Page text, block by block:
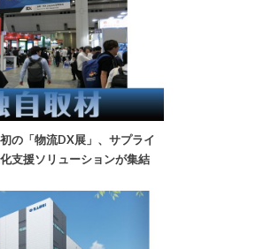
の「物流DX展」、サプライ
支援ソリューションが集結